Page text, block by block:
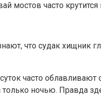
мостов часто
что судак хищник
часто
ночью. Правда